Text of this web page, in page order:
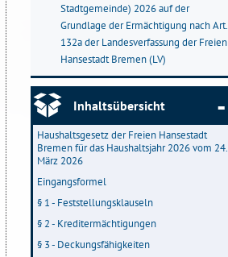
Stadtgemeinde) 2026 auf der
Grundlage der Ermächtigung nach Art.
132a der Landesverfassung der Freien
Hansestadt Bremen (LV)
Inhaltsübersicht
Haushaltsgesetz der Freien Hansestadt
Bremen für das Haushaltsjahr 2026 vom 24.
März 2026
Eingangsformel
§ 1 - Feststellungsklauseln
§ 2 - Kreditermächtigungen
§ 3 - Deckungsfähigkeiten